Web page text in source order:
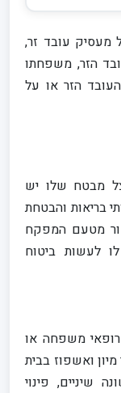
מעסיק עובד זר,
הזר, משפחתו
הזר או על
מבטח שלו יש
בריאות והבטחת
מטעם המפקח
לעשות ביטוח
רופאי משפחה או
ואשפוז בבית
שיניים, פינוי